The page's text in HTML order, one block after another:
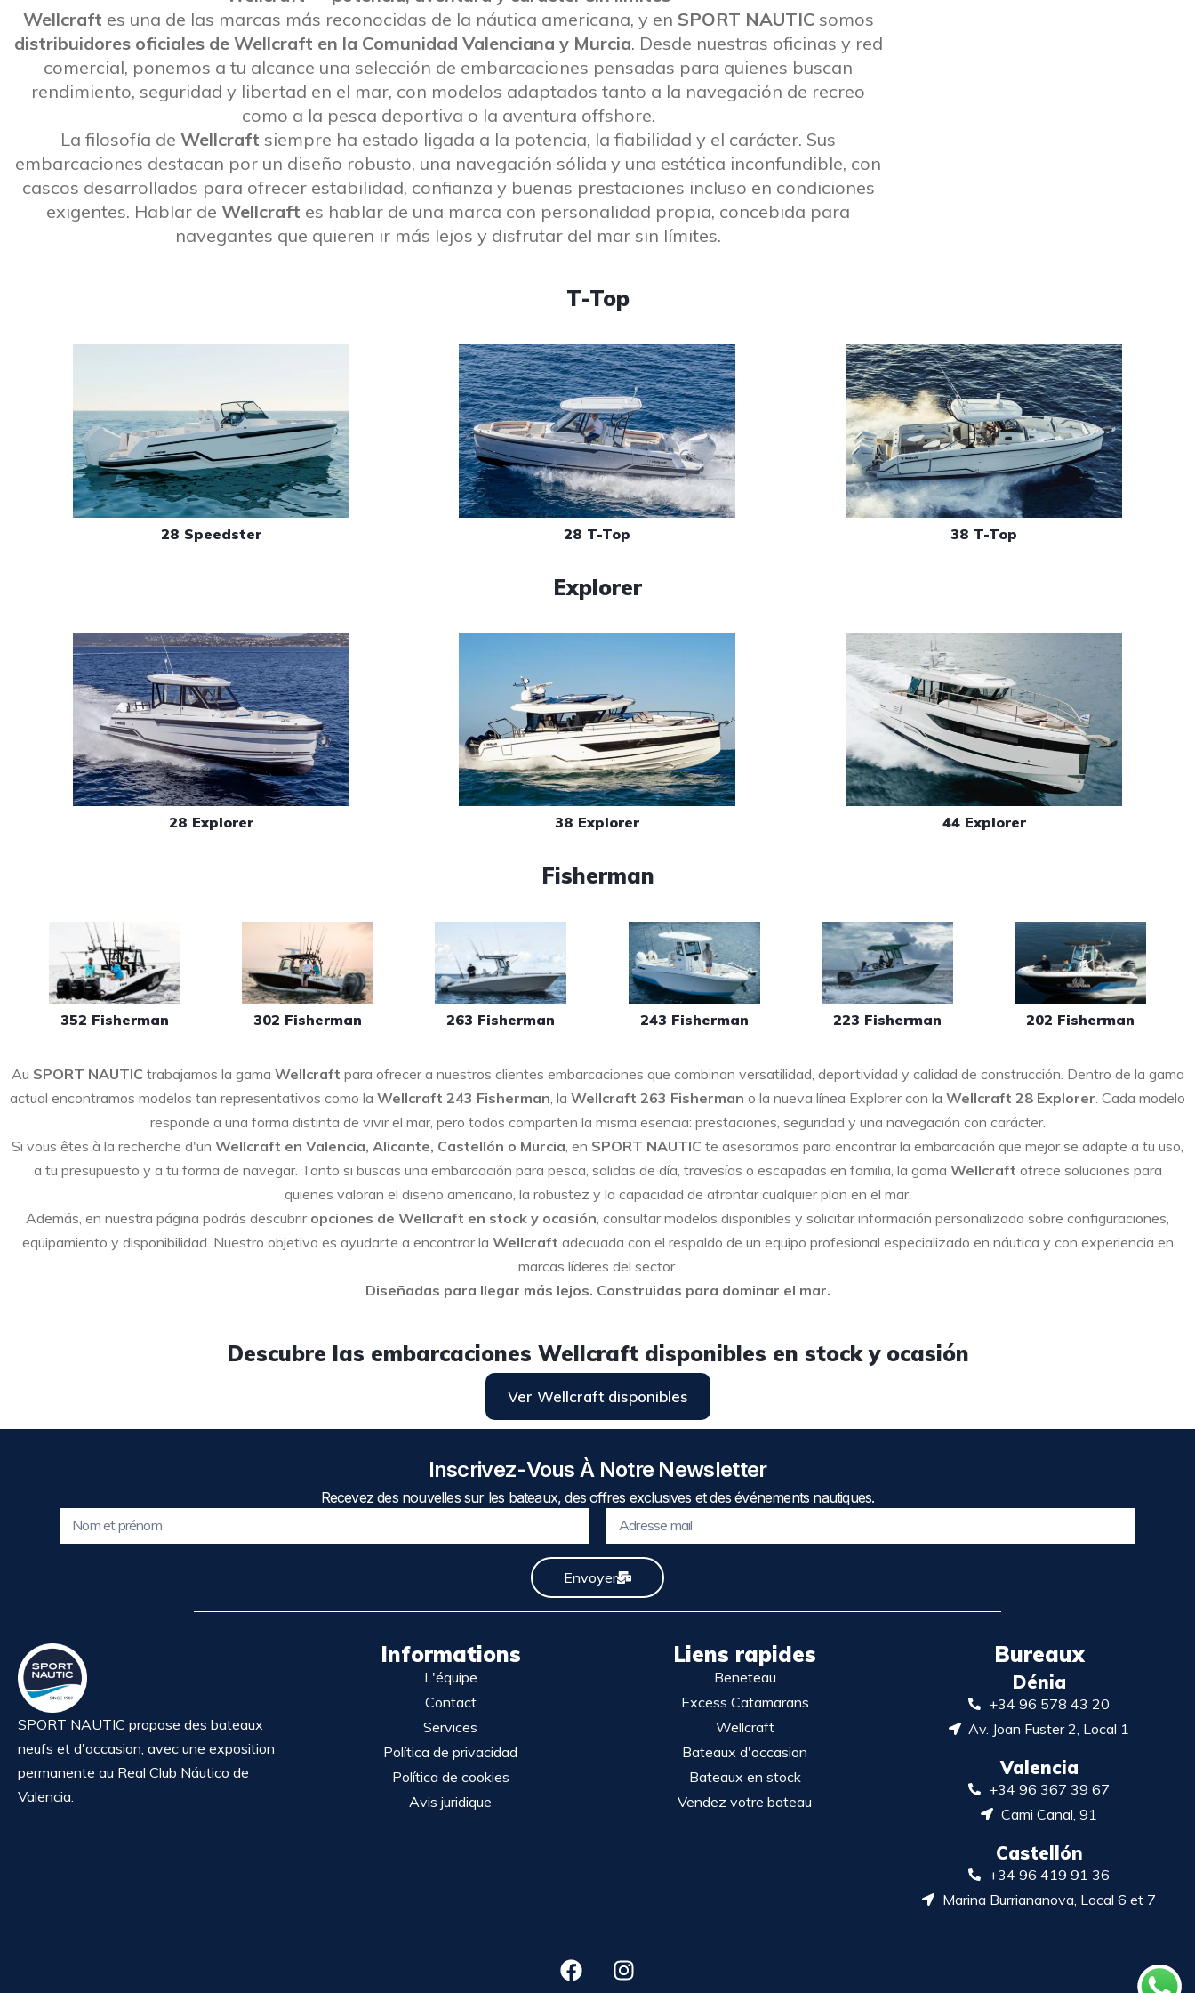
Wellcraft es una de las marcas más reconocidas de la náutica americana, y en SPORT NAUTICsomos
distribuidores oficiales de Wellcraft en la Comunidad Valenciana y Murcia. Desde nuestras oficinas y red
comercial, ponemos a tu alcance una selección de embarcaciones pensadas para quienes buscan
rendimiento, seguridad y libertad en el mar, con modelos adaptados tanto a la navegación de recreo
como a la pesca deportiva o la aventura offshore.
La filosofía de Wellcraft siempre ha estado ligada a la potencia, la fiabilidad y el carácter. Sus
embarcaciones destacan por un diseño robusto, una navegación sólida y una estética inconfundible, con
cascos desarrollados para ofrecer estabilidad, confianza y buenas prestaciones incluso en condiciones
exigentes. Hablar de Wellcraft es hablar de una marca con personalidad propia, concebida para
navegantes que quieren ir más lejos y disfrutar del mar sin límites.
T-Top
28 Speedster 28 T-Top 38 T-Top
Explorer
28 Explorer 38 Explorer 44 Explorer
Fisherman
352 Fisherman 302 Fisherman 263 Fisherman 243 Fisherman 223 Fisherman 202 Fisherman
Au SPORT NAUTIC trabajamos la gama Wellcraft para ofrecer a nuestros clientes embarcaciones que combinan versatilidad, deportividad y calidad de construcción. Dentro de la gama
actual encontramos modelos tan representativos como la Wellcraft 243 Fisherman, la Wellcraft 263 Fisherman o la nueva línea Explorer con la Wellcraft 28 Explorer. Cada modelo
responde a una forma distinta de vivir el mar, pero todos comparten la misma esencia: prestaciones, seguridad y una navegación con carácter.
Si vous êtes à la recherche d'un Wellcraft en Valencia, Alicante, Castellón o Murcia, en SPORT NAUTIC te asesoramos para encontrar la embarcación que mejor se adapte a tu uso,
a tu presupuesto y a tu forma de navegar. Tanto si buscas una embarcación para pesca, salidas de día, travesías o escapadas en familia, la gama Wellcraft ofrece soluciones para
quienes valoran el diseño americano, la robustez y la capacidad de afrontar cualquier plan en el mar.
Además, en nuestra página podrás descubrir opciones de Wellcraft en stock y ocasión, consultar modelos disponibles y solicitar información personalizada sobre configuraciones,
equipamiento y disponibilidad. Nuestro objetivo es ayudarte a encontrar la Wellcraft adecuada con el respaldo de un equipo profesional especializado en náutica y con experiencia en
marcas líderes del sector.
Diseñadas para llegar más lejos. Construidas para dominar el mar.
Descubre las embarcaciones Wellcraft disponibles en stock y ocasión
Ver Wellcraft disponibles
Inscrivez-Vous À Notre Newsletter
Recevez des nouvelles sur les bateaux, des offres exclusives et des événements nautiques.
Envoyer
SPORT NAUTIC propose des bateaux
neufs et d'occasion, avec une exposition
permanente au Real Club Náutico de
Valencia.
Informations
L'équipe
Contact
Services
Política de privacidad
Política de cookies
Avis juridique
Liens rapides
Beneteau
Excess Catamarans
Wellcraft
Bateaux d'occasion
Bateaux en stock
Vendez votre bateau
Bureaux
Dénia
+34 96 578 43 20
Av. Joan Fuster 2, Local 1
Valencia
+34 96 367 39 67
Cami Canal, 91
Castellón
+34 96 419 91 36
Marina Burriananova, Local 6 et 7